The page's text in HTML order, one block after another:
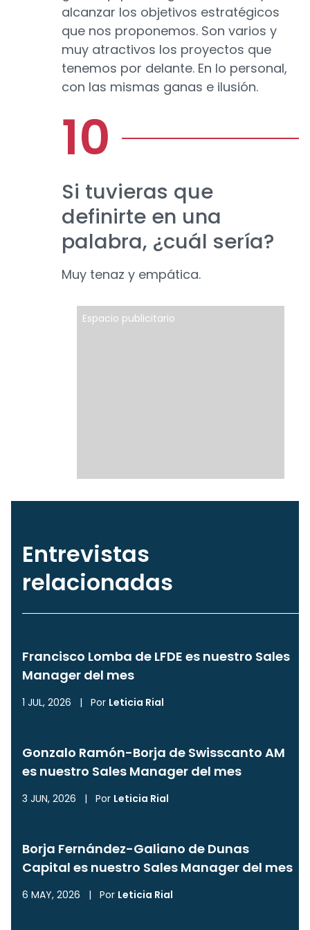
alcanzar los objetivos estratégicos
que nos proponemos. Son varios y
muy atractivos los proyectos que
tenemos por delante. En lo personal,
con las mismas ganas e ilusión.
Si tuvieras que
definirte en una
palabra, ¿cuál sería?
Muy tenaz y empática.
Espacio publicitario
Entrevistas
relacionadas
Francisco Lomba de LFDE es nuestro Sales
Manager del mes
1 JUL, 2026 | Por Leticia Rial
Gonzalo Ramón-Borja de Swisscanto AM
es nuestro Sales Manager del mes
3 JUN, 2026 | Por Leticia Rial
Borja Fernández-Galiano de Dunas
Capital es nuestro Sales Manager del mes
6 MAY, 2026 | Por Leticia Rial